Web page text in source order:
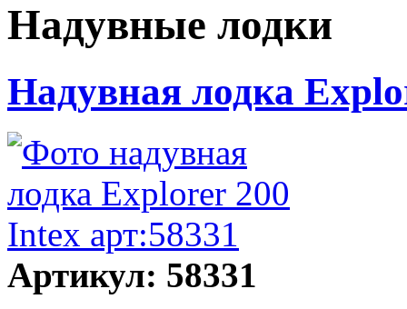
Надувные лодки
Надувная лодка
Артикул: 58331